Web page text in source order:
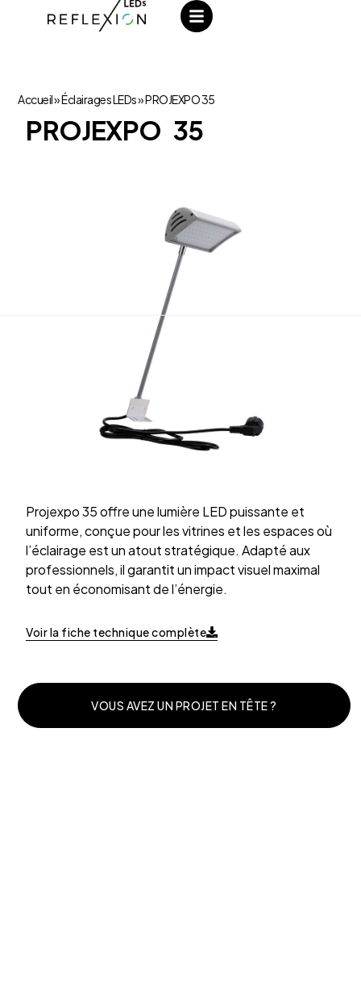
Accueil»Éclairages LEDs»PROJEXPO 35
PROJEXPO 35
Projexpo 35 offre une lumière LED puissante et
uniforme, conçue pour les vitrines et les espaces où
l’éclairage est un atout stratégique. Adapté aux
professionnels, il garantit un impact visuel maximal
tout en économisant de l’énergie.
Voir la fiche technique complète
VOUS AVEZ UN PROJET EN TÊTE ?